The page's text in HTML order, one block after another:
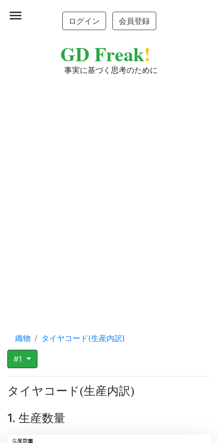
ログイン 会員登録
GD Freak!
事実に基づく思考のために
menu
織物 タイヤコード(生産内訳)
#1
タイヤコード(生産内訳)
1. 生産数量